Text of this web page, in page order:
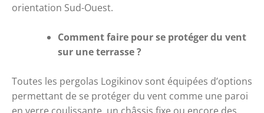
orientation Sud-Ouest.
Comment faire pour se protéger du vent
sur une terrasse ?
Toutes les pergolas Logikinov sont équipées d’options
permettant de se protéger du vent comme une paroi